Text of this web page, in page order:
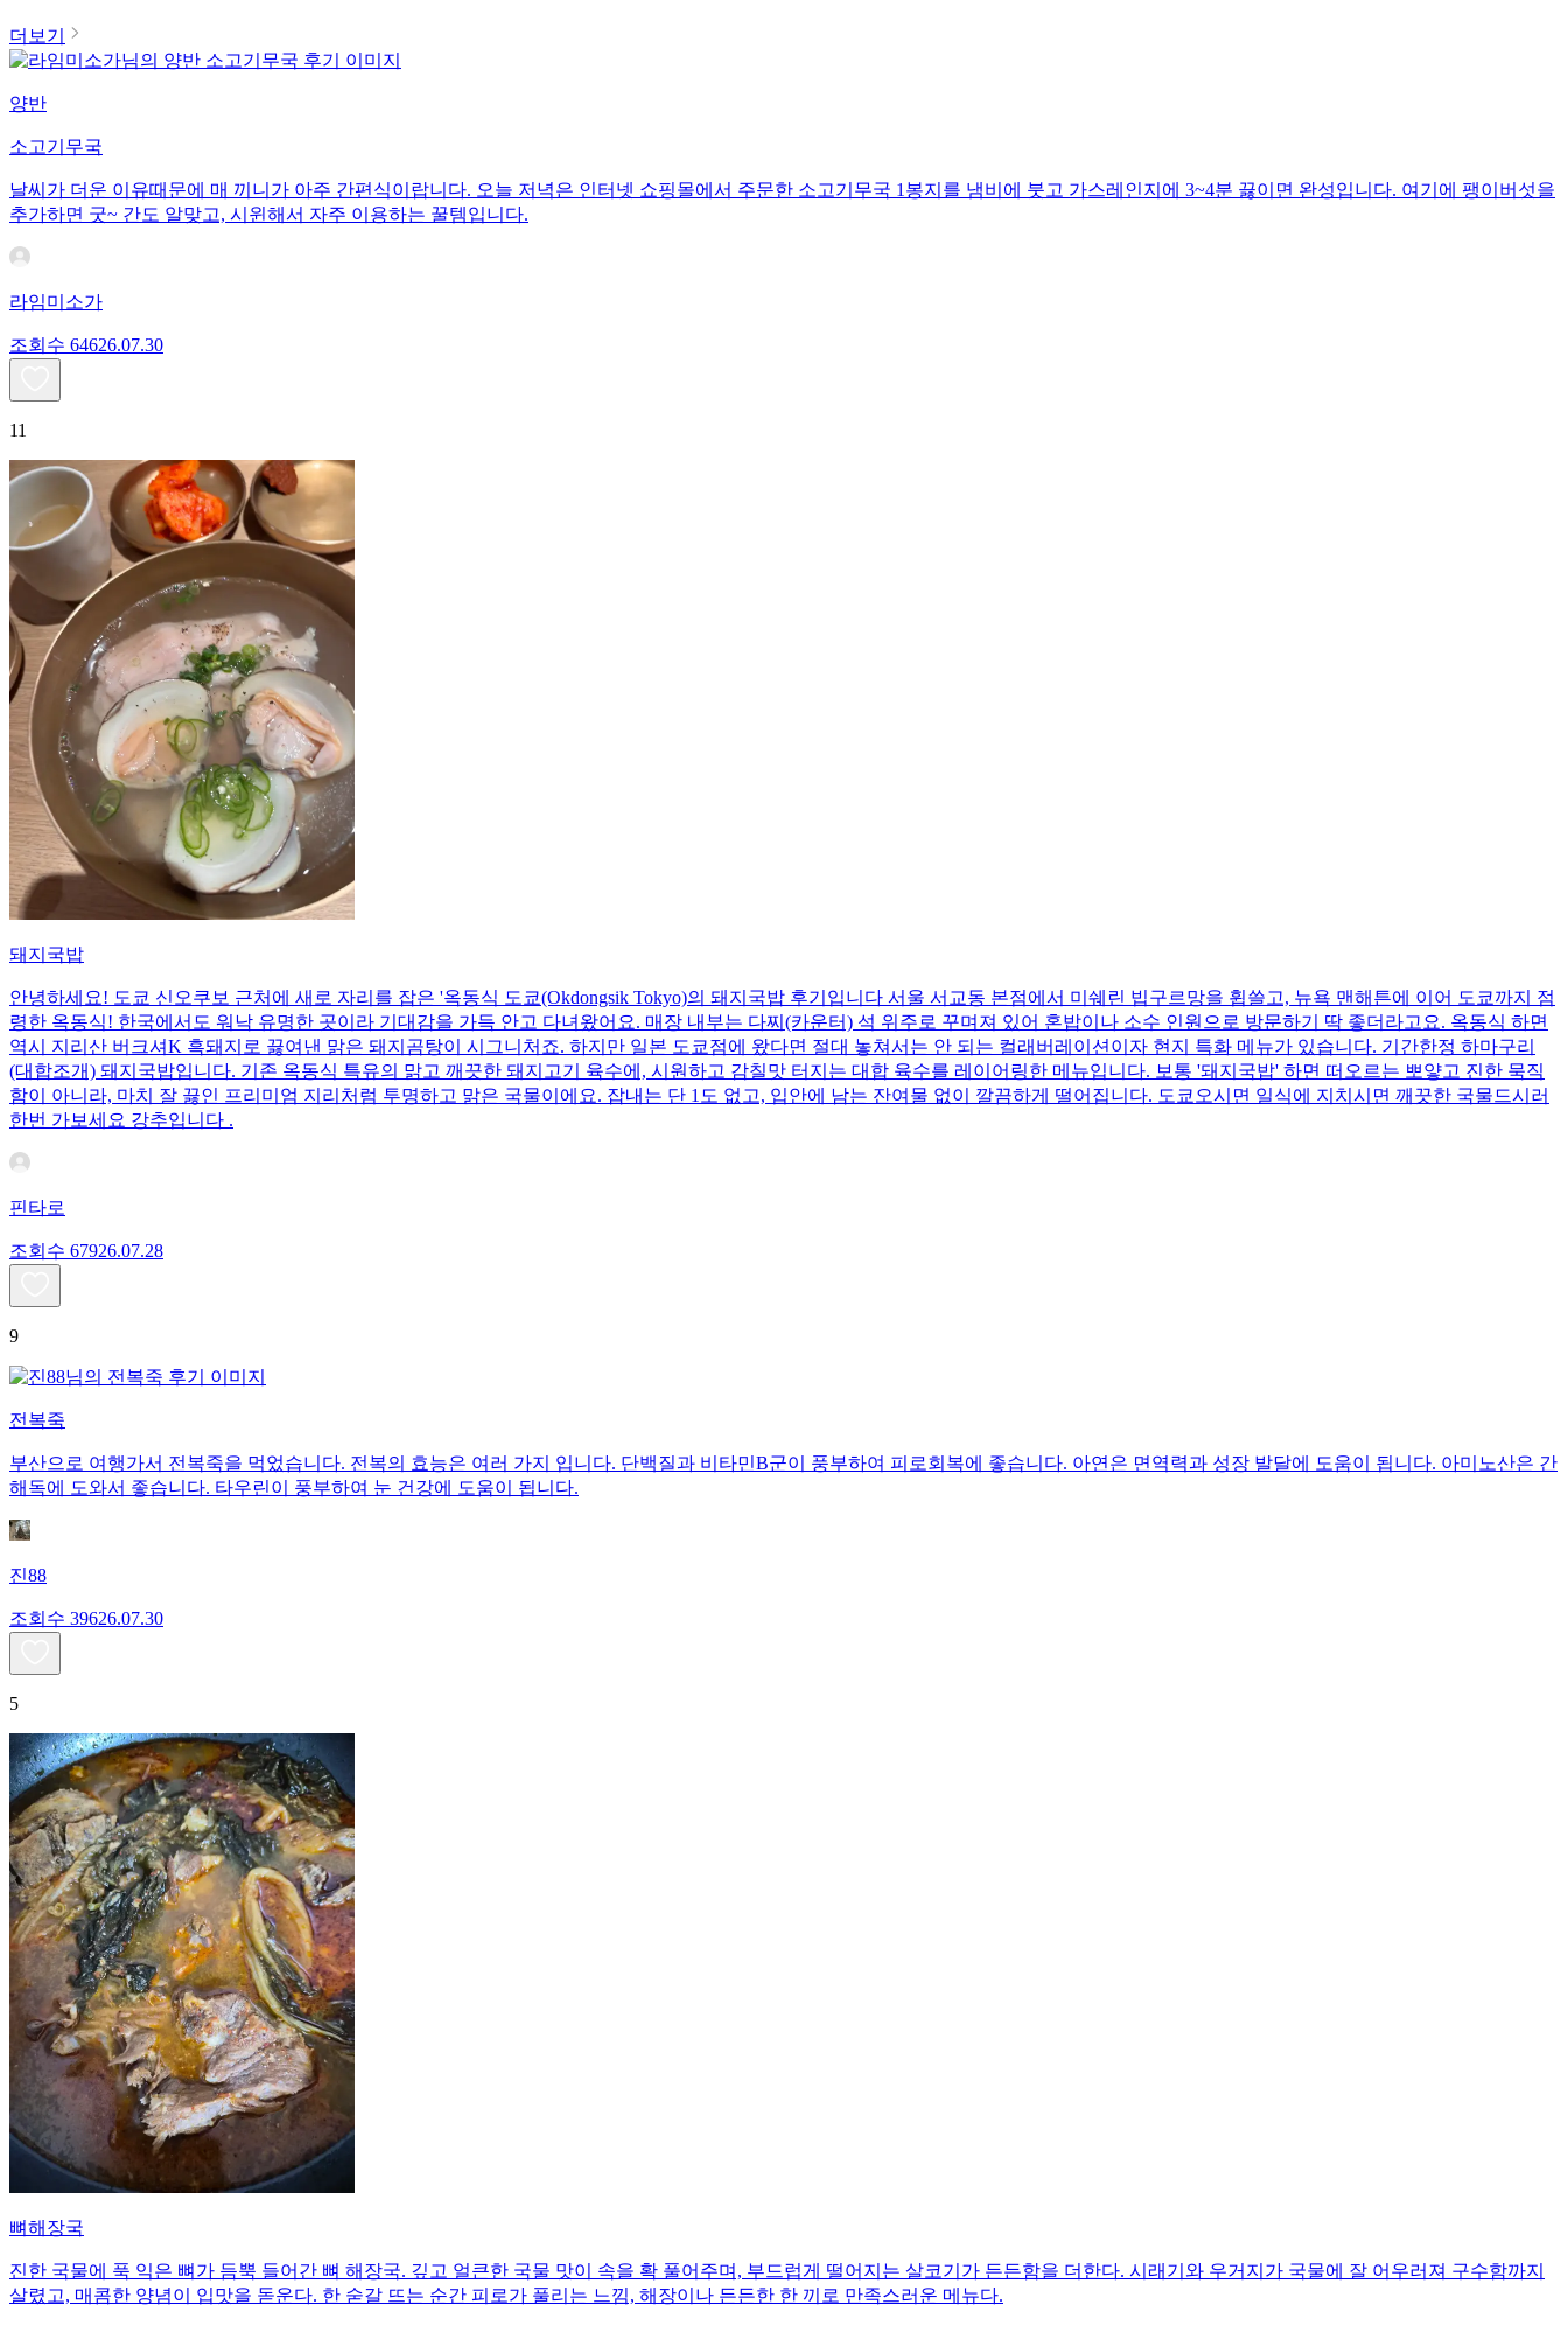
더보기
양반
소고기무국
날씨가 더운 이유때문에 매 끼니가 아주 간편식이랍니다. 오늘 저녁은 인터넷 쇼핑몰에서 주문한 소고기무국 1봉지를 냄비에 붓고 가스레인지에 3~4분 끓이면 완성입니다. 여기에 팽이버섯을
추가하면 굿~ 간도 알맞고, 시윈해서 자주 이용하는 꿀템입니다.
라임미소가
조회수 64626.07.30
11
돼지국밥
안녕하세요! 도쿄 신오쿠보 근처에 새로 자리를 잡은 '옥동식 도쿄(Okdongsik Tokyo)의 돼지국밥 후기입니다 서울 서교동 본점에서 미쉐린 빕구르망을 휩쓸고, 뉴욕 맨해튼에 이어 도쿄까지 점
령한 옥동식! 한국에서도 워낙 유명한 곳이라 기대감을 가득 안고 다녀왔어요. 매장 내부는 다찌(카운터) 석 위주로 꾸며져 있어 혼밥이나 소수 인원으로 방문하기 딱 좋더라고요. 옥동식 하면
역시 지리산 버크셔K 흑돼지로 끓여낸 맑은 돼지곰탕이 시그니처죠. 하지만 일본 도쿄점에 왔다면 절대 놓쳐서는 안 되는 컬래버레이션이자 현지 특화 메뉴가 있습니다. 기간한정 하마구리
(대합조개) 돼지국밥입니다. 기존 옥동식 특유의 맑고 깨끗한 돼지고기 육수에, 시원하고 감칠맛 터지는 대합 육수를 레이어링한 메뉴입니다. 보통 '돼지국밥' 하면 떠오르는 뽀얗고 진한 묵직
함이 아니라, 마치 잘 끓인 프리미엄 지리처럼 투명하고 맑은 국물이에요. 잡내는 단 1도 없고, 입안에 남는 잔여물 없이 깔끔하게 떨어집니다. 도쿄오시면 일식에 지치시면 깨끗한 국물드시러
한번 가보세요 강추입니다 .
핀타로
조회수 67926.07.28
9
전복죽
부산으로 여행가서 전복죽을 먹었습니다. 전복의 효능은 여러 가지 입니다. 단백질과 비타민B군이 풍부하여 피로회복에 좋습니다. 아연은 면역력과 성장 발달에 도움이 됩니다. 아미노산은 간
해독에 도와서 좋습니다. 타우린이 풍부하여 눈 건강에 도움이 됩니다.
진88
조회수 39626.07.30
5
뼈해장국
진한 국물에 푹 익은 뼈가 듬뿍 들어간 뼈 해장국. 깊고 얼큰한 국물 맛이 속을 확 풀어주며, 부드럽게 떨어지는 살코기가 든든함을 더한다. 시래기와 우거지가 국물에 잘 어우러져 구수함까지
살렸고, 매콤한 양념이 입맛을 돋운다. 한 숟갈 뜨는 순간 피로가 풀리는 느낌, 해장이나 든든한 한 끼로 만족스러운 메뉴다.